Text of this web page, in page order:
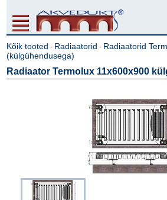
Kõik tooted - Radiaatorid - Radiaatorid
(külgühendusega)
Radiaator Termolux 11x600x900